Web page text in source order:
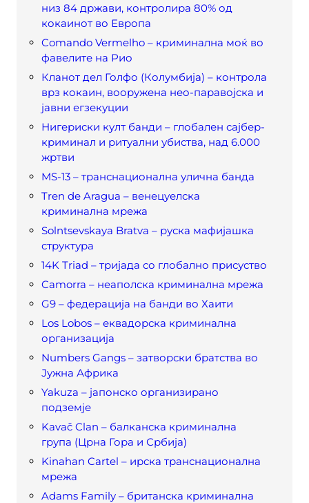
низ 84 држави, контролира 80% од
кокаинот во Европа
Comando Vermelho – криминална моќ во
фавелите на Рио
Кланот дел Голфо (Колумбија) – контрола
врз кокаин, вооружена нео-паравојска и
јавни егзекуции
Нигериски култ банди – глобален сајбер-
криминал и ритуални убиства, над 6.000
жртви
MS-13 – транснационална улична банда
Tren de Aragua – венецуелска
криминална мрежа
Solntsevskaya Bratva – руска мафијашка
структура
14K Triad – тријада со глобално присуство
Camorra – неаполска криминална мрежа
G9 – федерација на банди во Хаити
Los Lobos – еквадорска криминална
организација
Numbers Gangs – затворски братства во
Јужна Африка
Yakuza – јапонско организирано
подземје
Kavač Clan – балканска криминална
група (Црна Гора и Србија)
Kinahan Cartel – ирска транснационална
мрежа
Adams Family – британска криминална